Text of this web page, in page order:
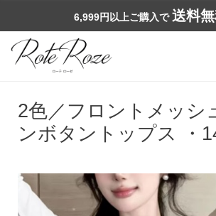
6,999円以上ご購入で 送料
2色／フロントメッシ
ンボタントップス ・